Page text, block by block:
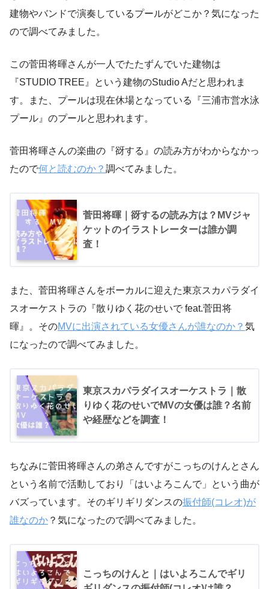
建物やバンドで演奏しているプールがどこか？気になった
ので調べてみました。
この菅田将暉さんが一人でたたずんでいた建物は
『STUDIO TREE』という建物のStudio Aだと思われま
す。また、プールは現在休場となっている『三浦市営水泳
プール』のプールと思われます。
菅田将暉さんの楽曲の『谺する』の読み方がわからなかっ
たので何と読むのか？ 調べてみました。
菅田将暉｜谺するの読み方は？MVジャ
ケットのイラストレーターは誰か調
査！
また、菅田将暉さんをボーカルに迎えた東京スカパラダイ
スオーケストラの『散りゆく花のせいで feat.菅田将
暉』。そのMVに出演されている女優さんが誰なのか？ 気
になったので調べてみました。
東京スカパラダイスオーケストラ｜散
りゆく花のせいでMVの女優は誰？名前
や経歴などを調査！
ちなみに菅田将暉さんの弟さんですがこっちのけんとさん
という名前で活動しており「はいよろこんで」という曲が
バズっています。そのギリギリダンスの振付師(コレオ)が
誰なのか ？気になったので調べてみました。
こっちのけんと｜はいよろこんでギリ